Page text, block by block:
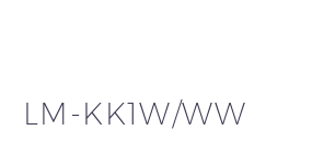
LM-KK1W/WW